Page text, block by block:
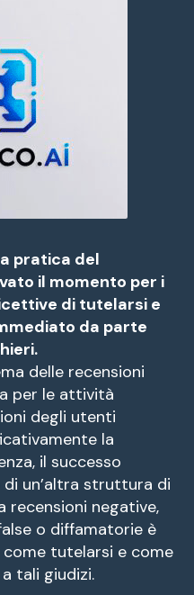
pratica del
il momento per i
di tutelarsi e
da parte
delle recensioni
per le attività
degli utenti
la
il successo
un’altra struttura di
recensioni negative,
o diffamatorie è
tutelarsi e come
tali giudizi.